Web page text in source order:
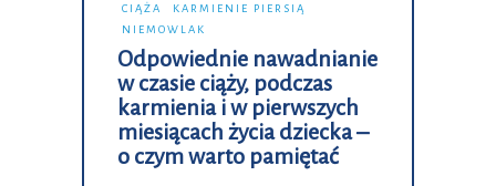
CIĄŻA
KARMIENIE PIERSIĄ
NIEMOWLAK
Odpowiednie nawadnianie
w czasie ciąży, podczas
karmienia i w pierwszych
miesiącach życia dziecka –
o czym warto pamiętać